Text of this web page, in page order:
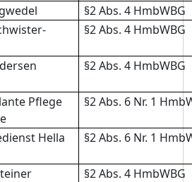
§2 Abs. 4 HmbWBG
§2 Abs. 4 HmbWBG
§2 Abs. 4 HmbWBG
Pflege
§2 Abs. 6 Nr. 1
Hella
§2 Abs. 6 Nr. 1
§2 Abs. 4 HmbWBG